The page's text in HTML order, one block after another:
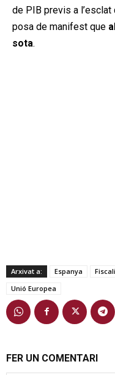
de PIB previs a l’esclat
posa de manifest que
sota.
Arxivat a: Espanya
Unió Europea
FER UN COMENTARI